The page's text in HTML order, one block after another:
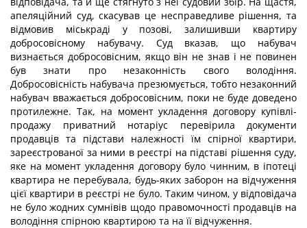
апеляційний суд, скасував це несправедливе рішення, та
відмовив міськраді у позові, залишивши квартиру
добросовісному набувачу. Суд вказав, що набувач
визнається добросовісним, якщо він не знав і не повинен
був знати про незаконність свого володіння.
Добросовісність набувача презюмується, тобто незаконний
набувач вважається добросовісним, поки не буде доведено
протилежне. Так, на момент укладення договору купівлі-
продажу приватний нотаріус перевірила документи
продавців та підстави належності їм спірної квартири,
зареєстрованої за ними в реєстрі на підставі рішення суду,
яке на момент укладення договору було чинним, в іпотеці
квартира не перебувала, будь-яких заборон на відчуження
цієї квартири в реєстрі не було. Таким чином, у відповідача
не було жодних сумнівів щодо правомочності продавців на
володіння спірною квартирою та на її відчуження.